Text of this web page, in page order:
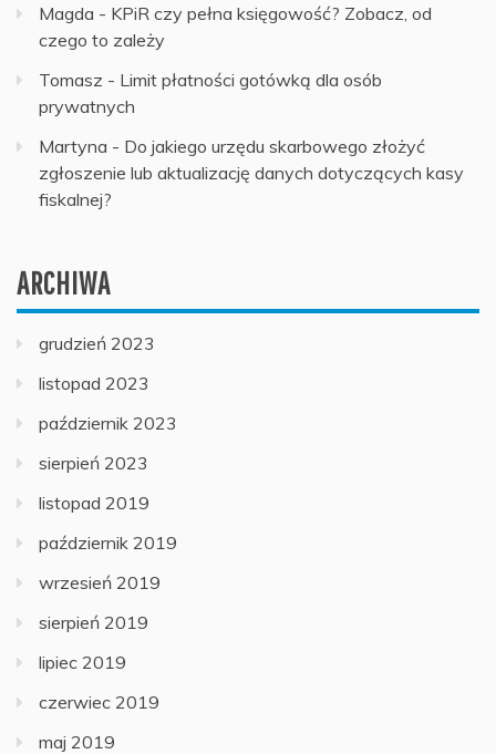
Magda - KPiR czy pełna księgowość? Zobacz, od
czego to zależy
Tomasz - Limit płatności gotówką dla osób
prywatnych
Martyna - Do jakiego urzędu skarbowego złożyć
zgłoszenie lub aktualizację danych dotyczących kasy
fiskalnej?
ARCHIWA
grudzień 2023
listopad 2023
październik 2023
sierpień 2023
listopad 2019
październik 2019
wrzesień 2019
sierpień 2019
lipiec 2019
czerwiec 2019
maj 2019